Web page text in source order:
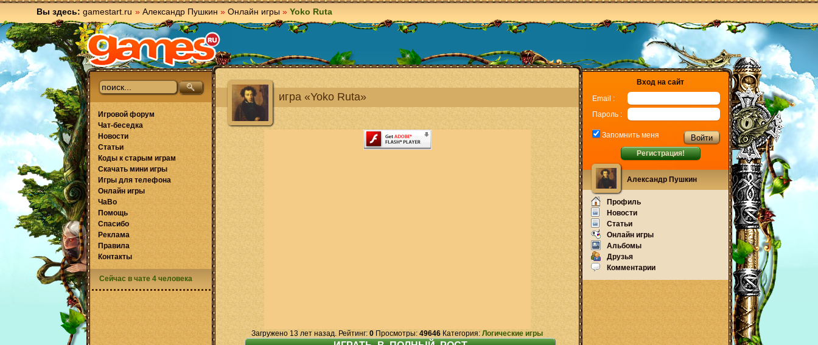
Вы здесь: gamestart.ru » Александр Пушкин » Онлайн игры » Yoko Ruta
игра «Yoko Ruta»
Загружено 13 лет назад. Рейтинг: 0 Просмотры: 49646 Категория: Логические игры
Игровой форум
Чат-беседка
Новости
Статьи
Коды к старым играм
Скачать мини игры
Игры для телефона
Онлайн игры
ЧаВо
Помощь
Спасибо
Реклама
Правила
Контакты
Сейчас в чате 4 человека
Вход на сайт
Email :
Пароль :
Запомнить меня
Регистрация!
Александр Пушкин
Профиль
Новости
Статьи
Онлайн игры
Альбомы
Друзья
Комментарии